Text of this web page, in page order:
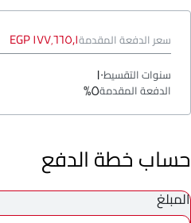
سعر الدفعة المقدمة١٧٧٬٦٦٥٫١ EGP
سنوات التقسيط١٠
الدفعة المقدمة٥%
حساب خطة الدفع
المبلغ